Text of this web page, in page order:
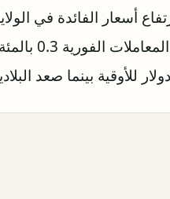
أسعار الفائدة في